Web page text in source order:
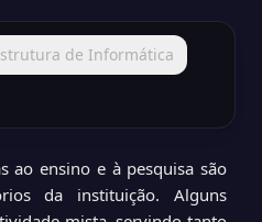
de Informática
ao ensino e à pesquisa são
da instituição. Alguns